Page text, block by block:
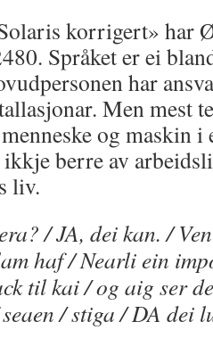
korrigert» har
Språket er ei
har
Men mest
og maskin
berre av
liv.
/ JA, dei kan. /
haf / Nearli ein
til kai / og aig ser
/ stiga / DA dei